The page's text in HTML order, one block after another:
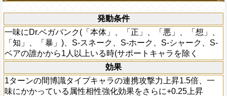
いるダメージ軽減状態を2ターン減ら
一味にかかっている攻撃上昇・チェイン
は対象外)をさらに+0.25上昇させ、[お
下段スロットを[肉] スロットに変換、一
]が5人以上いる時、一味にかかっている
ーン回復する
対象
じを6ターン回復する
[セムラ][爆弾][強化爆弾]スロッ
ット扱いになる
の時、PERFECTならば回復×1倍回復
、自分が必殺技を使用した直後、自分
がMAXまで短縮される
習得する
でも[肉]を獲得できる
Lv上限突破
発動条件
ク(「本体」、「正」、「悪」、
「暴」)、S-スネーク、S-ホーク、S-シ
誰かから1人以上いる時(サポートキャラ
発動条件
一味にDr.ベガパンク(「本体」、「正」、「悪」、「想」、
「知」、「暴」)、S-スネーク、S-ホーク、S-シャーク、S-
ベアの誰かから1人以上いる時(サポートキャラを除く
効果
1ターンの間博識タイプキャラの連携攻撃力上昇1.5倍、一
味にかかっている属性相性強化効果をさらに+0.25上昇